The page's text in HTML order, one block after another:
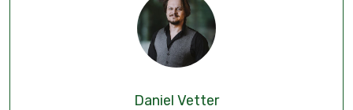
Daniel Vetter